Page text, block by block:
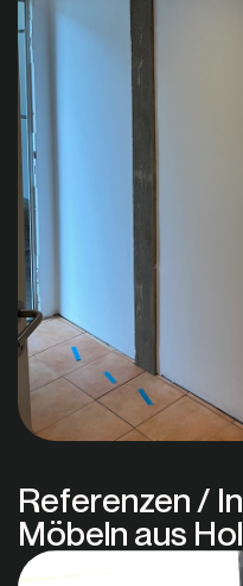
Referenzen /
Möbeln aus